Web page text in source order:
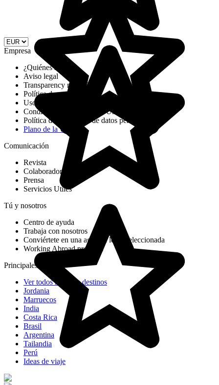
Empresa
¿Quiénes somos?
Aviso legal
Transparency report DSA
Política de cookies
Uso de cookies
Condiciones Generales de Uso
Política de protección de datos personales
Plano de la web
Comunicación
Revista
Colaboradores
Prensa
Servicios Utiles
Tú y nosotros
Centro de ayuda
Trabaja con nosotros
Conviértete en una agencia local seleccionada
Working Abroad program
Principales destinos
Ver todos nuestros destinos
Jordania
Marruecos
India
Costa Rica
Brasil
Argentina
Tailandia
Perú
Ideas de viaje